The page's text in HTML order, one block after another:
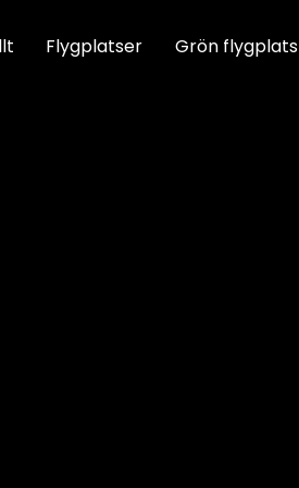
Flygplatser Grön flygplats